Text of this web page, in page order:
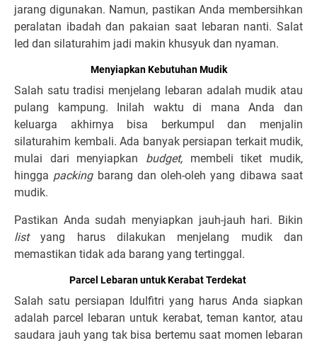
jarang digunakan. Namun, pastikan Anda membersihkan
peralatan ibadah dan pakaian saat lebaran nanti. Salat
Ied dan silaturahim jadi makin khusyuk dan nyaman.
Menyiapkan Kebutuhan Mudik
Salah satu tradisi menjelang lebaran adalah mudik atau
pulang kampung. Inilah waktu di mana Anda dan
keluarga akhirnya bisa berkumpul dan menjalin
silaturahim kembali. Ada banyak persiapan terkait mudik,
mulai dari menyiapkan budget, membeli tiket mudik,
hingga packing barang dan oleh-oleh yang dibawa saat
mudik.
Pastikan Anda sudah menyiapkan jauh-jauh hari. Bikin
listyang harus dilakukan menjelang mudik dan
memastikan tidak ada barang yang tertinggal.
Parcel Lebaran untuk Kerabat Terdekat
Salah satu persiapan Idulfitri yang harus Anda siapkan
adalah parcel lebaran untuk kerabat, teman kantor, atau
saudara jauh yang tak bisa bertemu saat momen lebaran